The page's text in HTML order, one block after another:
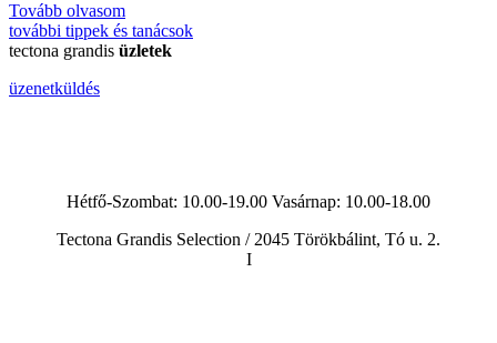
Tovább olvasom
további tippek és tanácsok
tectona grandis üzletek
üzenetküldés
Hétfő-Szombat: 10.00-19.00 Vasárnap: 10.00-18.00
Tectona Grandis Selection / 2045 Törökbálint, Tó u. 2.
I